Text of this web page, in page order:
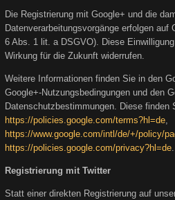
Die Registrierung mit Google+ und die
Datenverarbeitungsvorgänge erfolgen auf
6 Abs. 1 lit. a DSGVO). Diese
Wirkung für die Zukunft widerrufen.
Weitere Informationen finden Sie in den
Google+-Nutzungsbedingungen und den
Datenschutzbestimmungen. Diese finden
https://policies.google.com/terms?hl=de,
https://www.google.com/intl/de/+/policy/
https://policies.google.com/privacy?hl=de.
Registrierung mit Twitter
Statt einer direkten Registrierung auf